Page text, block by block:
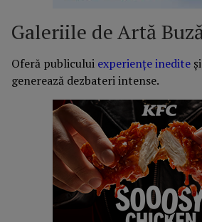
Galeriile de Artă
Oferă publicului experiențe inedite
generează dezbateri intense.